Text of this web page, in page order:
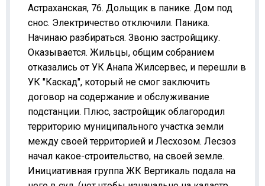
Астраханская, 76. Дольщик в панике. Дом под
снос. Электричество отключили. Паника.
Начинаю разбираться. Звоню застройщику.
Оказывается. Жильцы, общим собранием
отказались от УК Анапа Жилсервес, и перешли в
УК "Каскад", который не смог заключить
договор на содержание и обслуживание
подстанции. Плюс, застройщик облагородил
территорию муниципального участка земли
между своей территорией и Лесхозом. Лесзоз
начал какое-строительство, на своей земле.
Инициативная группа ЖК Вертикаль подала на